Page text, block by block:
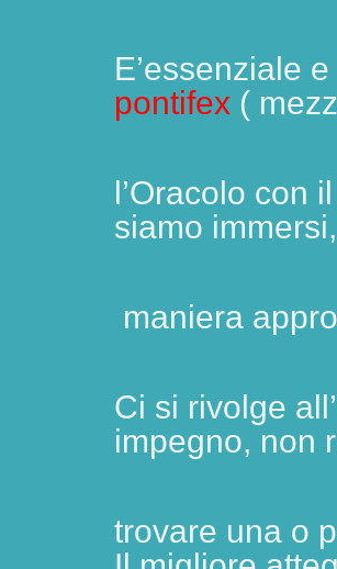
E’essenziale
pontifex (
l’Oracolo con
siamo
maniera
Ci si rivolge all’
impegno, non
trovare una o